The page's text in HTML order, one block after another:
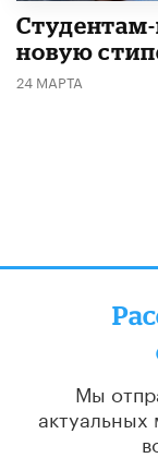
новую
24 МАРТА
Мы